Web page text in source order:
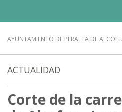
AYUNTAMIENTO DE PERALTA DE
ACTUALIDAD
Corte de la